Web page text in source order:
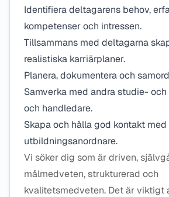
Identifiera deltagarens behov,
kompetenser och intressen.
Tillsammans med deltagarna
realistiska karriärplaner.
Planera, dokumentera och
Samverka med andra studie-
och handledare.
Skapa och hålla god kontakt
utbildningsanordnare.
Vi söker dig som är driven,
målmedveten, strukturerad och
kvalitetsmedveten. Det är viktigt